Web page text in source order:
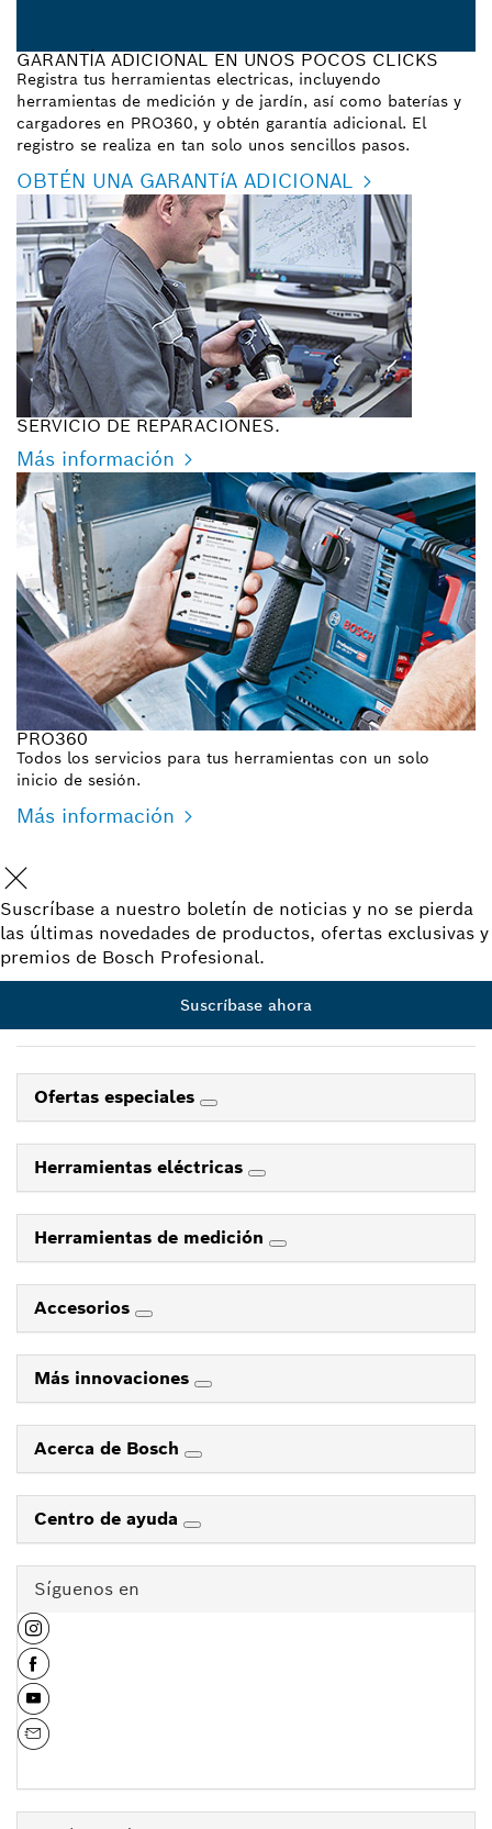
GARANTÍA ADICIONAL EN UNOS POCOS CLICKS
Registra tus herramientas electricas, incluyendo
herramientas de medición y de jardín, así como baterías y
cargadores en PRO360, y obtén garantía adicional. El
registro se realiza en tan solo unos sencillos pasos.
OBTÉN UNA GARANTíA ADICIONAL
SERVICIO DE REPARACIONES.
Más información
PRO360
Todos los servicios para tus herramientas con un solo
inicio de sesión.
Más información
Suscríbase a nuestro boletín de noticias y no se pierda
las últimas novedades de productos, ofertas exclusivas y
premios de Bosch Profesional.
Suscríbase ahora
Ofertas especiales
Herramientas eléctricas
Herramientas de medición
Accesorios
Más innovaciones
Acerca de Bosch
Centro de ayuda
Síguenos en